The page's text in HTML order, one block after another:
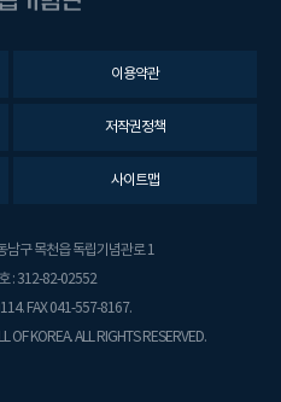
이용약관
저작권정책
사이트맵
남구 목천읍 독립기념관로 1
: 312-82-02552
FAX 041-557-8167.
KOREA. ALL RIGHTS RESERVED.